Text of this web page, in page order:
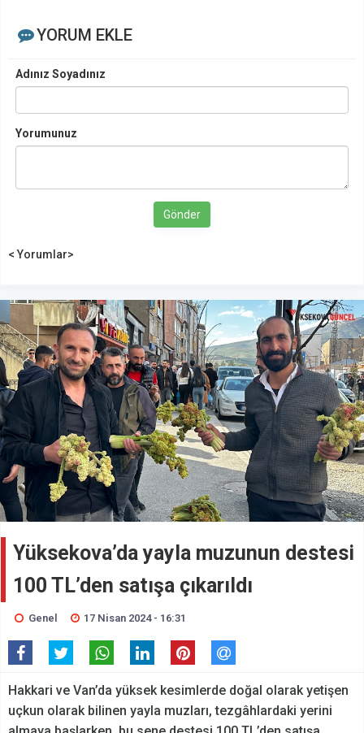
YORUM EKLE
Adınız Soyadınız
Yorumunuz
Gönder
< Yorumlar>
Yüksekova’da yayla muzunun destesi
100 TL’den satışa çıkarıldı
Genel 17 Nisan 2024 - 16:31
Hakkari ve Van’da yüksek kesimlerde doğal olarak yetişen
uçkun olarak bilinen yayla muzları, tezgâhlardaki yerini